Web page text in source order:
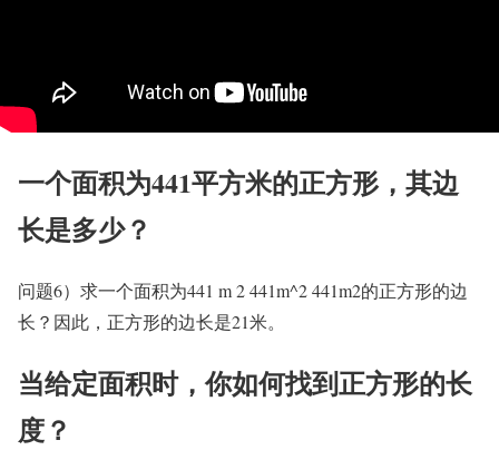
一个面积为441平方米的正方形，其边
长是多少？
问题6）求一个面积为441 m 2 441m^2 441m2的正方形的边
长？因此，正方形的边长是21米。
当给定面积时，你如何找到正方形的长
度？